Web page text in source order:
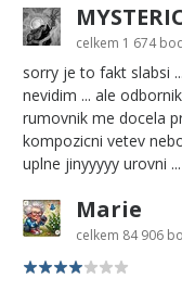
celkem 1 674
sorry je to fakt slabsi
nevidim ... ale
rumovnik me docela
kompozicni vetev
uplne jinyyyyy urovni ...
Marie
celkem 84 906